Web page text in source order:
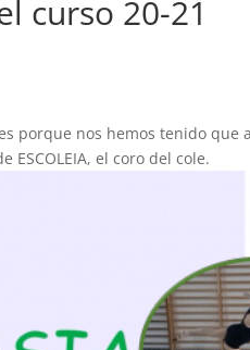
curso 20-21
porque nos hemos tenido que
el coro del cole.